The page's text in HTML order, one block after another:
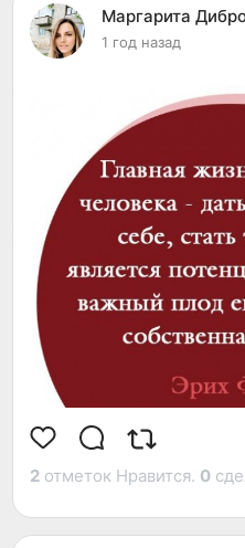
🔹специалистов по
психологической
🔹профконсультантов,
🔹специалистов по
приеме на работу, для
кадров.
Маргарита
1 год назад
2 отметок Нравится. 0